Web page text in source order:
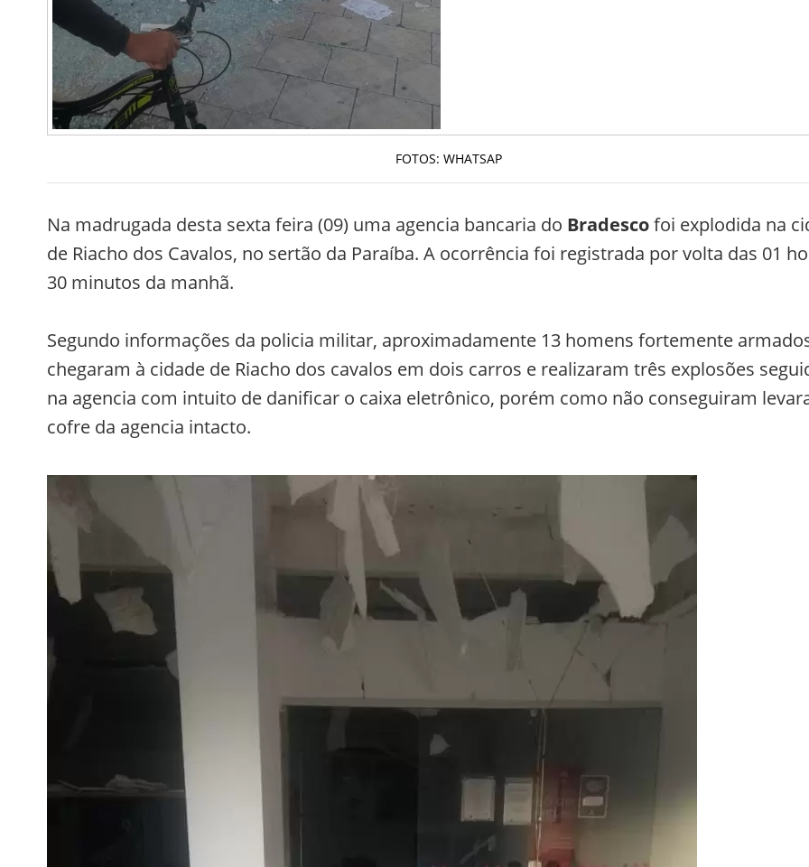
FOTOS: WHATSAP
Na madrugada desta sexta feira (09) uma agencia bancaria do Bradescofoi explodida na
de Riacho dos Cavalos, no sertão da Paraíba. A ocorrência foi registrada por volta das 01
30 minutos da manhã.
Segundo informações da policia militar, aproximadamente 13 homens fortemente
chegaram à cidade de Riacho dos cavalos em dois carros e realizaram três explosões
na agencia com intuito de danificar o caixa eletrônico, porém como não conseguiram
cofre da agencia intacto.